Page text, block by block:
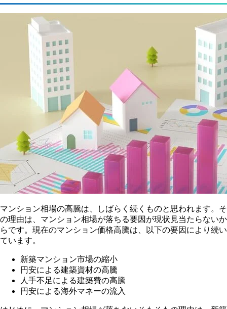
4
62.8 30.8 22.9
7
63.5 31
21.4
10
63.89
2017.1
67.02
67.83
65.51
65.59
68.03
68.93
68.01
67.71 34.9 27.5
2019.1
67.81 37.4
27.5
70.81 35.8
27.8
69.83
27
10
71.67 37.4
27.2
2020.1 74.82 40.46
28.9
4
70.18 36.1326.5
74.36 37.1 29.2
10
37.1928
2021.1 77.1 38.2828.4
4
79.31 39.96
30.3
7
82.14 39.1930.3
10
81.48 39.56
30.8
2022.1 86.37 38.8129.4
4
91.94 41.7628.9
7
91.97 41.4
29.2
10
2
90.83 41.8130.95
3
91.97 44.7 30.91
4
94.65 44.3431.42
5
95.82 43.7331.46
6
95.69 42.93
32.91
94.72 46.6630.85
マンション相場の高騰は、しばらく続くものと思われます。そ
の理由は、マンション相場が落ちる要因が現状見当たらないか
らです。現在のマンション価格高騰は、以下の要因により続い
ています。
新築マンション市場の縮小
円安による建築資材の高騰
人手不足による建築費の高騰
円安による海外マネーの流入